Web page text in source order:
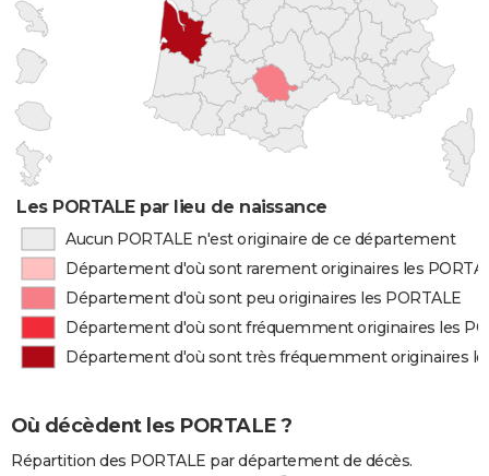
Les PORTALE par lieu de naissance
Aucun PORTALE n'est originaire de ce département
Département d'où sont rarement originaires les
Département d'où sont peu originaires les PORTALE
Département d'où sont fréquemment originaires les
Département d'où sont très fréquemment originaires
Où décèdent les PORTALE ?
Répartition des PORTALE par département de décès.